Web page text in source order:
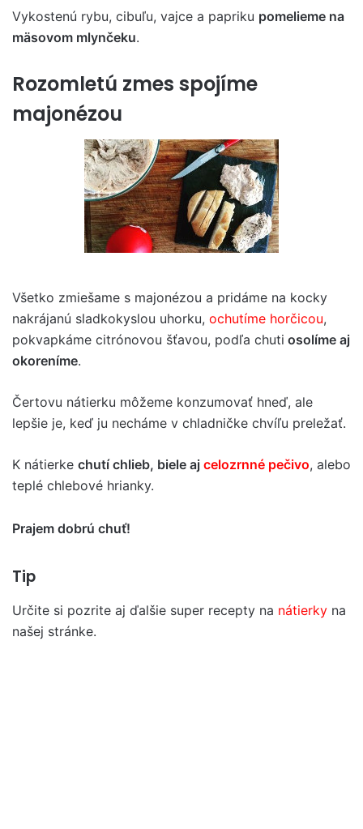
Vykostenú rybu, cibuľu, vajce a papriku pomelieme na
mäsovom mlynčeku.
Rozomletú zmes spojíme
majonézou
Všetko zmiešame s majonézou a pridáme na kocky
nakrájanú sladkokyslou uhorku, ochutíme horčicou,
pokvapkáme citrónovou šťavou, podľa chuti osolíme aj
okoreníme.
Čertovu nátierku môžeme konzumovať hneď, ale
lepšie je, keď ju necháme v chladničke chvíľu preležať.
K nátierke chutí chlieb, biele aj celozrnné pečivo, alebo
teplé chlebové hrianky.
Prajem dobrú chuť!
Tip
Určite si pozrite aj ďalšie super recepty na nátierky na
našej stránke.